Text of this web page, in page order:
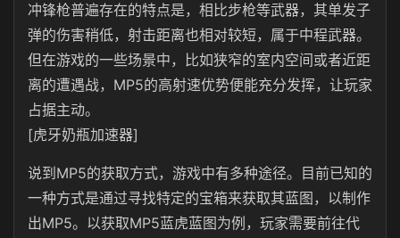
冲锋枪普遍存在的特点是，相比步枪等武器，其单发子
弹的伤害稍低，射击距离也相对较短，属于中程武器。
但在游戏的一些场景中，比如狭窄的室内空间或者近距
离的遭遇战，MP5的高射速优势便能充分发挥，让玩家
占据主动。
[虎牙奶瓶加速器]
说到MP5的获取方式，游戏中有多种途径。目前已知的
一种方式是通过寻找特定的宝箱来获取其蓝图，以制作
出MP5。以获取MP5蓝虎蓝图为例，玩家需要前往代